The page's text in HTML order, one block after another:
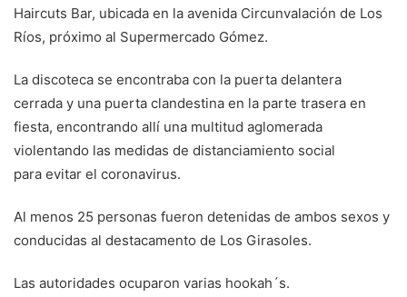
Haircuts Bar, ubicada en la avenida Circunvalación de Los
Ríos, próximo al Supermercado Gómez.
La discoteca se encontraba con la puerta delantera
cerrada y una puerta clandestina en la parte trasera en
fiesta, encontrando allí una multitud aglomerada
violentando las medidas de distanciamiento social
para evitar el coronavirus.
Al menos 25 personas fueron detenidas de ambos sexos y
conducidas al destacamento de Los Girasoles.
Las autoridades ocuparon varias hookah´s.